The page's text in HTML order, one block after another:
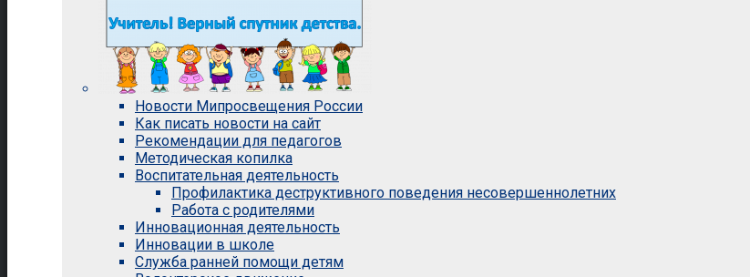
Новости Мипросвещения России
Как писать новости на сайт
Рекомендации для педагогов
Методическая копилка
Воспитательная деятельность
Профилактика деструктивного поведения несовершеннолетних
Работа с родителями
Инновационная деятельность
Инновации в школе
Служба ранней помощи детям